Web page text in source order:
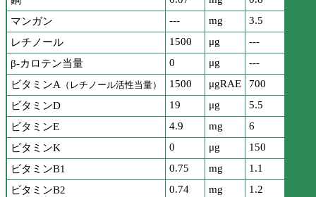
マンガン
--- mg
3.5
レチノール
1500 μg
---
β-カロテン当量
0 μg
---
ビタミンA （レチノール活性当量） 1500 μgRAE
700
ビタミンD
19 μg
5.5
ビタミンE
4.9 mg
6
ビタミンK
0 μg
150
ビタミンB1
0.75 mg
1.1
ビタミンB2
0.74 mg
1.2